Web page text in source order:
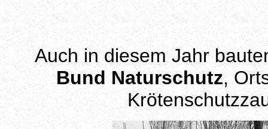
Auch in diesem Jahr
Bund Naturschutz,